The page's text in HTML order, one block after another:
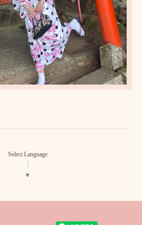
Select Language
▼